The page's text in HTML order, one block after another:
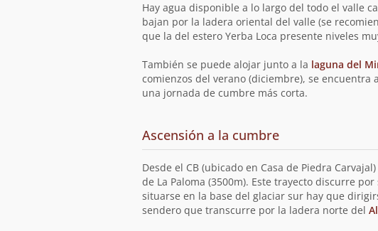
Hay agua disponible a lo largo del todo el valle
bajan por la ladera oriental del valle (se
que la del estero Yerba Loca presente niveles
También se puede alojar junto a la laguna del
comienzos del verano (diciembre), se encuentra
una jornada de cumbre más corta.
Ascensión a la cumbre
Desde el CB (ubicado en Casa de Piedra
de La Paloma (3500m). Este trayecto discurre
situarse en la base del glaciar sur hay que
sendero que transcurre por la ladera norte del